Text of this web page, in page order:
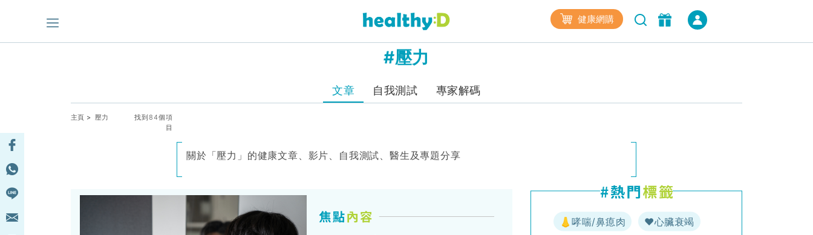
健康網購
#壓力
文章 自我測試 專家解碼
主頁 > 壓力
找到84個項
目
關於「壓力」的健康文章、影片、自我測試、醫生及專題分享
👃哮喘/鼻瘜肉 ♥️心臟衰竭